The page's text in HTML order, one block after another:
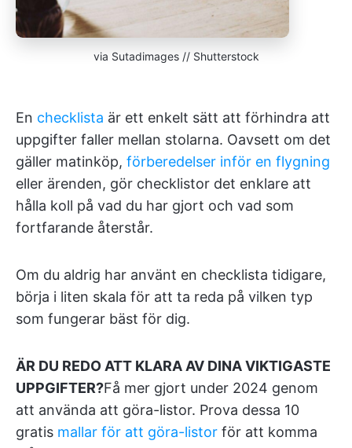
via Sutadimages // Shutterstock
En checklista är ett enkelt sätt att förhindra att
uppgifter faller mellan stolarna. Oavsett om det
gäller matinköp, förberedelser inför en flygning
eller ärenden, gör checklistor det enklare att
hålla koll på vad du har gjort och vad som
fortfarande återstår.
Om du aldrig har använt en checklista tidigare,
börja i liten skala för att ta reda på vilken typ
som fungerar bäst för dig.
ÄR DU REDO ATT KLARA AV DINA VIKTIGASTE
UPPGIFTER?Få mer gjort under 2024 genom
att använda att göra-listor. Prova dessa 10
gratis mallar för att göra-listor för att komma